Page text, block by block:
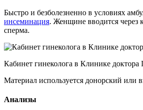
Быстро и безболезненно в условиях
инсеминация. Женщине вводится через
сперма.
Кабинет гинеколога в Клинике
Материал используется донорский или
Анализы